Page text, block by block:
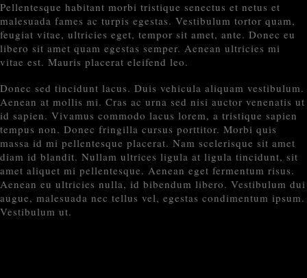
Pellentesque habitant morbi tristique senectus et netus et
malesuada fames ac turpis egestas. Vestibulum tortor quam,
feugiat vitae, ultricies eget, tempor sit amet, ante. Donec eu
libero sit amet quam egestas semper. Aenean ultricies mi
vitae est. Mauris placerat eleifend leo.
Donec sed tincidunt lacus. Duis vehicula aliquam vestibulum.
Aenean at mollis mi. Cras ac urna sed nisi auctor venenatis ut
id sapien. Vivamus commodo lacus lorem, a tristique sapien
tempus non. Donec fringilla cursus porttitor. Morbi quis
massa id mi pellentesque placerat. Nam scelerisque sit amet
diam id blandit. Nullam ultrices ligula at ligula tincidunt, sit
amet aliquet mi pellentesque. Aenean eget fermentum risus.
Aenean eu ultricies nulla, id bibendum libero. Vestibulum dui
augue, malesuada nec tellus vel, egestas condimentum ipsum.
Vestibulum ut.